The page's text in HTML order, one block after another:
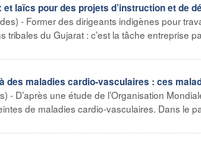
laïcs pour des projets d’instruction et de
- Former des dirigeants indigènes pour
tribales du Gujarat : c’est la tâche entreprise
des maladies cardio-vasculaires : ces
- D’après une étude de l’Organisation
de maladies cardio-vasculaires. Dans le